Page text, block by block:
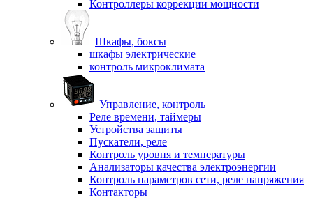
Контроллеры коррекции мощности
Шкафы, боксы
шкафы электрические
контроль микроклимата
Управление, контроль
Реле времени, таймеры
Устройства защиты
Пускатели, реле
Контроль уровня и температуры
Анализаторы качества электроэнергии
Контроль параметров сети, реле напряжения
Контакторы